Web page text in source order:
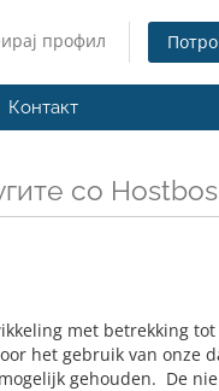
профил
Контакт
со
met betrekking tot
het gebruik van onze
gehouden. De